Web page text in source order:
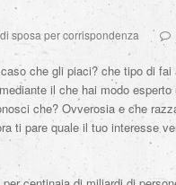
sposa per corrispondenza
che gli piaci? che tipo di
il che hai modo
che? Ovverosia e che
ti pare quale il tuo interesse